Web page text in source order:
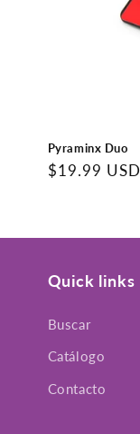
Pyraminx Duo
Precio
$19.99 USD
Quick links
Buscar
Catálogo
Contacto